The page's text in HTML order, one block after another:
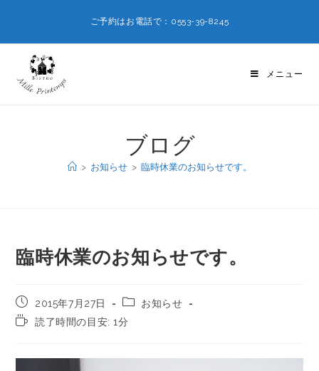
ご予約はお電話で：0553-39-8245
メニュー
ブログ
> お知らせ > 臨時休業のお知らせです。
臨時休業のお知らせです。
2015年7月27日
お知らせ
読了時間の目安: 1分